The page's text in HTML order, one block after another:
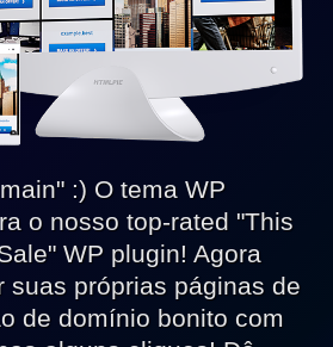
:) O tema WP
o nosso top-rated "This
WP plugin! Agora
suas próprias páginas de
de domínio bonito com